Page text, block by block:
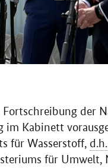
der
im Kabinett
für Wasserstoff, d.h.
für Umwelt,